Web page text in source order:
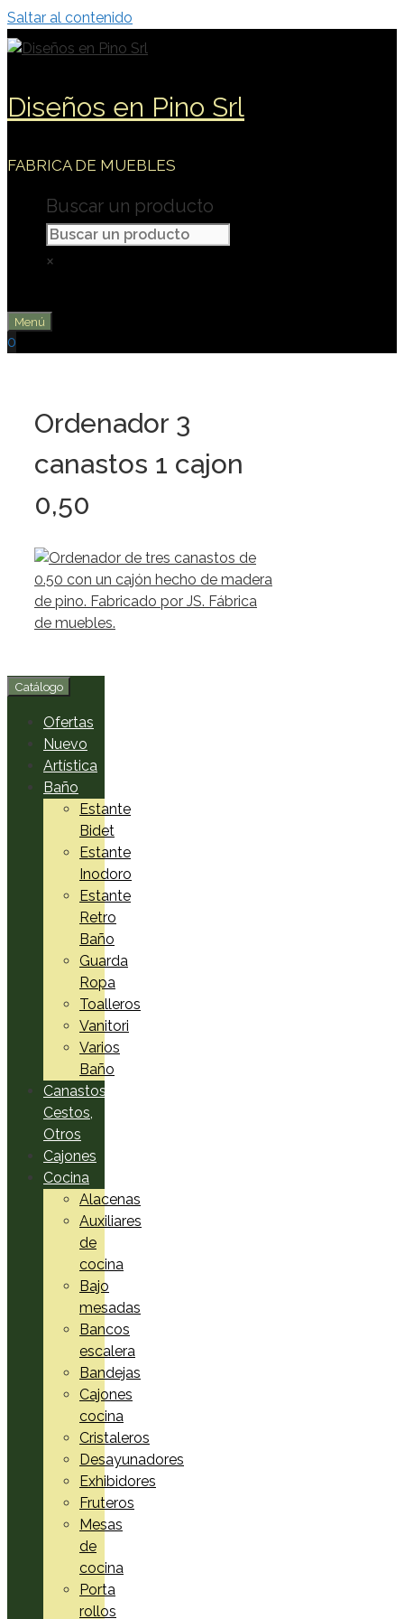
Saltar al contenido
Diseños en Pino Srl
FABRICA DE MUEBLES
Buscar un producto
×
Menú
0
Ordenador 3
canastos 1 cajon
0,50
Catálogo
Ofertas
Nuevo
Artística
Baño
Estante
Bidet
Estante
Inodoro
Estante
Retro
Baño
Guarda
Ropa
Toalleros
Vanitori
Varios
Baño
Canastos,
Cestos,
Otros
Cajones
Cocina
Alacenas
Auxiliares
de
cocina
Bajo
mesadas
Bancos
escalera
Bandejas
Cajones
cocina
Cristaleros
Desayunadores
Exhibidores
Fruteros
Mesas
de
cocina
Porta
rollos